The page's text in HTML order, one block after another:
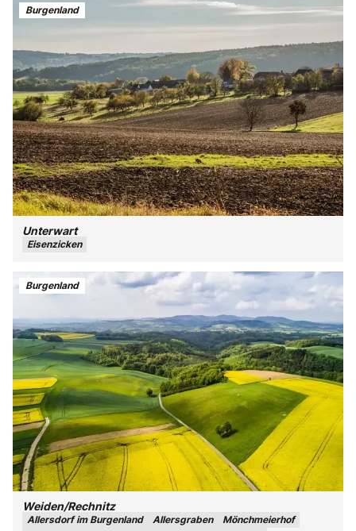
Burgenland
Unterwart
Eisenzicken
Burgenland
Weiden/Rechnitz
Allersdorf im Burgenland Allersgraben
Mönchmeierhof